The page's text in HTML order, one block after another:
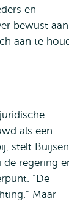
en
bewust aan
aan te
als een
stelt
de regering
“De
Maar